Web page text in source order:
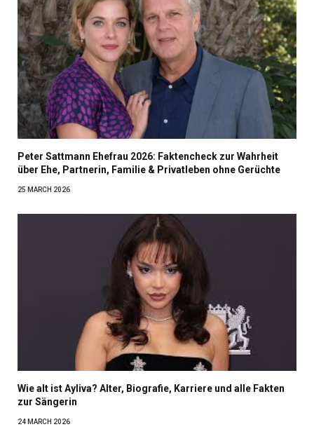
Peter Sattmann Ehefrau 2026: Faktencheck zur Wahrheit
über Ehe, Partnerin, Familie & Privatleben ohne Gerüchte
25 MARCH 2026
Wie alt ist Ayliva? Alter, Biografie, Karriere und alle Fakten
zur Sängerin
24 MARCH 2026